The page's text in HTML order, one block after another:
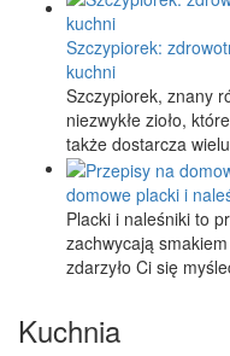
Szczypiorek:
kuchni
Szczypiorek, znany
niezwykłe zioło,
także dostarcza
domowe placki i
Placki i naleśniki to
zachwycają
zdarzyło Ci się
Kuchnia